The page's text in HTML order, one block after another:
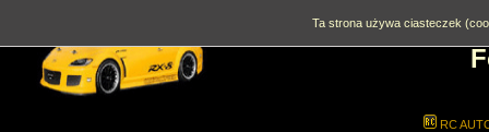
RC
Ta strona używa ciasteczek